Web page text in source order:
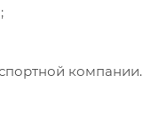
компании.